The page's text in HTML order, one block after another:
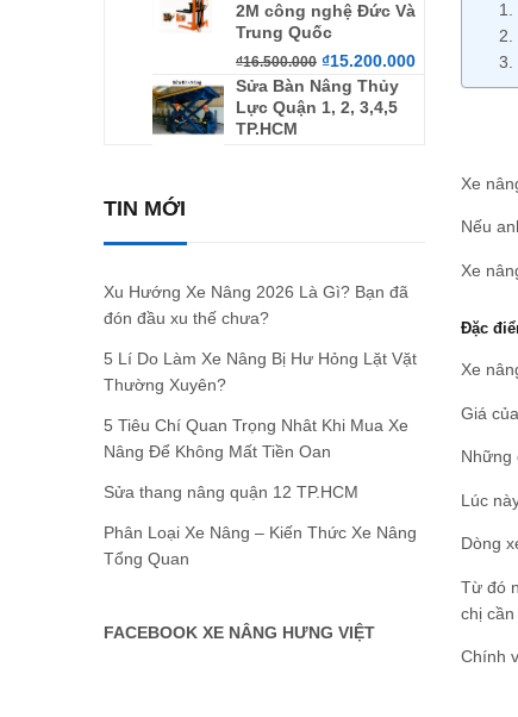
2M công nghệ Đức Và
Trung Quốc
₫16.500.000 ₫15.200.000
Sửa Bàn Nâng Thủy
Lực Quận 1, 2, 3,4,5
TP.HCM
TIN MỚI
Xu Hướng Xe Nâng 2026 Là Gì? Bạn đã
đón đầu xu thế chưa?
5 Lí Do Làm Xe Nâng Bị Hư Hỏng Lặt Vặt
Thường Xuyên?
5 Tiêu Chí Quan Trọng Nhât Khi Mua Xe
Nâng Để Không Mất Tiền Oan
Sửa thang nâng quận 12 TP.HCM
Phân Loại Xe Nâng – Kiến Thức Xe Nâng
Tổng Quan
FACEBOOK XE NÂNG HƯNG VIỆT
Xe
Nếu
Xe
Đặc
Xe
Giá
Những
Lúc
Dòng
Từ đó
chị
Chính